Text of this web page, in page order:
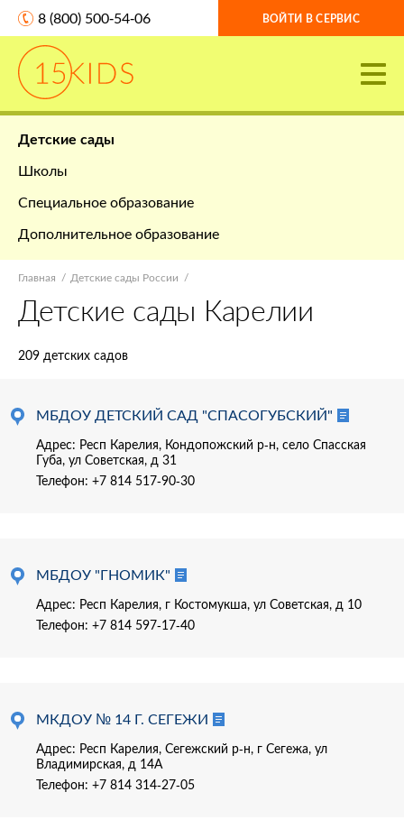
8 (800) 500-54-06 ВОЙТИ В СЕРВИС
Детские сады
Школы
Специальное образование
Дополнительное образование
Главная Детские сады России
Детские сады Карелии
209 детских садов
МБДОУ ДЕТСКИЙ САД "СПАСОГУБСКИЙ"
Адрес: Респ Карелия, Кондопожский р-н, село Спасская
Губа, ул Советская, д 31
Телефон: +7 814 517-90-30
МБДОУ "ГНОМИК"
Адрес: Респ Карелия, г Костомукша, ул Советская, д 10
Телефон: +7 814 597-17-40
МКДОУ № 14 Г. СЕГЕЖИ
Адрес: Респ Карелия, Сегежский р-н, г Сегежа, ул
Владимирская, д 14А
Телефон: +7 814 314-27-05